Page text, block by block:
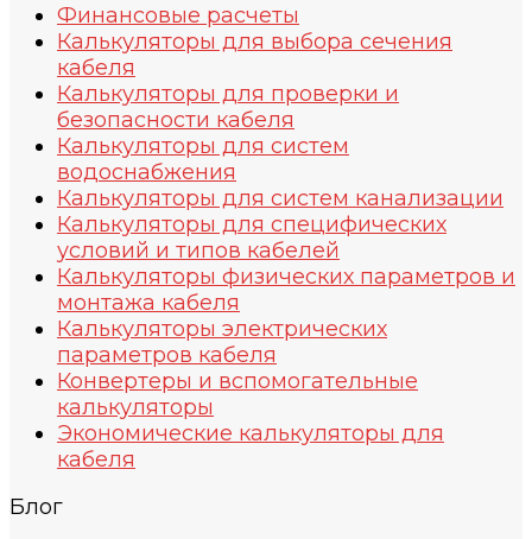
Финансовые расчеты
Калькуляторы для выбора сечения
кабеля
Калькуляторы для проверки и
безопасности кабеля
Калькуляторы для систем
водоснабжения
Калькуляторы для систем канализации
Калькуляторы для специфических
условий и типов кабелей
Калькуляторы физических параметров и
монтажа кабеля
Калькуляторы электрических
параметров кабеля
Конвертеры и вспомогательные
калькуляторы
Экономические калькуляторы для
кабеля
Блог